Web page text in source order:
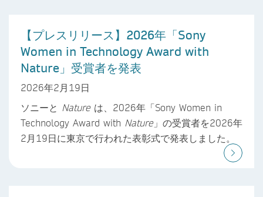
【プレスリリース】2026年「Sony
Women in Technology Award with
Nature」受賞者を発表
2026年2月19日
ソニーと Natureは、2026年「Sony Women in
Technology Award with Nature」の受賞者を2026年
2月19日に東京で行われた表彰式で発表しました。